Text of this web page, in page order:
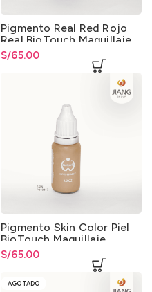
Pigmento Real Red Rojo
Real BioTouch Maquillaje
Permanente y
Microblading
S/65.00
Pigmento Skin Color Piel
BioTouch Maquillaje
Permanente y
Microblading
S/65.00
AGOTADO